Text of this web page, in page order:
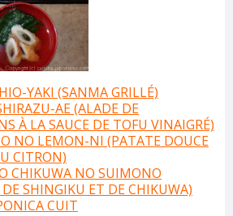
YAKI (SANMA GRILLÉ)
AE (ALADE DE
À LA SAUCE DE TOFU VINAIGRÉ)
NO LEMON-NI (PATATE DOUCE
CITRON)
CHIKUWA NO SUIMONO
SHINGIKU ET DE CHIKUWA)
CUIT